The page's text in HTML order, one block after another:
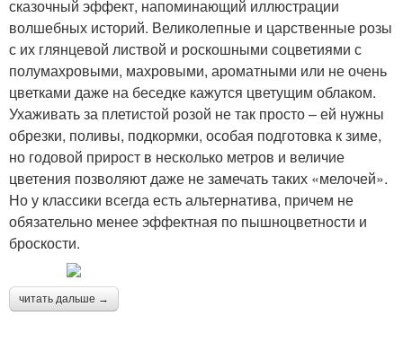
сказочный эффект, напоминающий иллюстрации
волшебных историй. Великолепные и царственные розы
с их глянцевой листвой и роскошными соцветиями с
полумахровыми, махровыми, ароматными или не очень
цветками даже на беседке кажутся цветущим облаком.
Ухаживать за плетистой розой не так просто – ей нужны
обрезки, поливы, подкормки, особая подготовка к зиме,
но годовой прирост в несколько метров и величие
цветения позволяют даже не замечать таких «мелочей».
Но у классики всегда есть альтернатива, причем не
обязательно менее эффектная по пышноцветности и
броскости.
читать дальше →